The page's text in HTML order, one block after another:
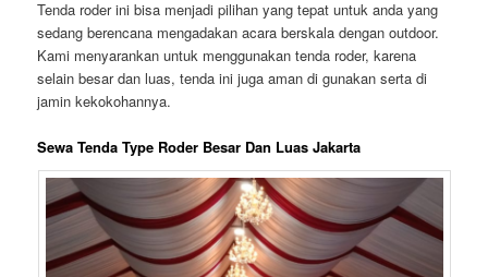
Tenda roder ini bisa menjadi pilihan yang tepat untuk anda yang
sedang berencana mengadakan acara berskala dengan outdoor.
Kami menyarankan untuk menggunakan tenda roder, karena
selain besar dan luas, tenda ini juga aman di gunakan serta di
jamin kekokohannya.
Sewa Tenda Type Roder Besar Dan Luas Jakarta